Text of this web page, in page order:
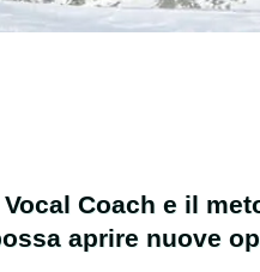
Coach e il
aprire nuove